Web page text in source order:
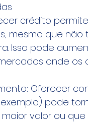
crédito
mesmo que
Isso pode
onde os
Oferecer
pode
valor ou